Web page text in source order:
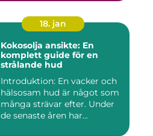
18. jan
Kokosolja ansikte: En
komplett guide för en
strålande hud
Introduktion: En vacker och
hälsosam hud är något som
många strävar efter. Under
de senaste åren har...